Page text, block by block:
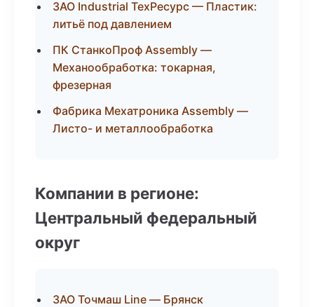
ЗАО Industrial ТехРесурс — Пластик:
литьё под давлением
ПК СтанкоПроф Assembly —
Механообработка: токарная,
фрезерная
Фабрика Мехатроника Assembly —
Листо- и металлообработка
Компании в регионе:
Центральный федеральный
округ
ЗАО Точмаш Line — Брянск